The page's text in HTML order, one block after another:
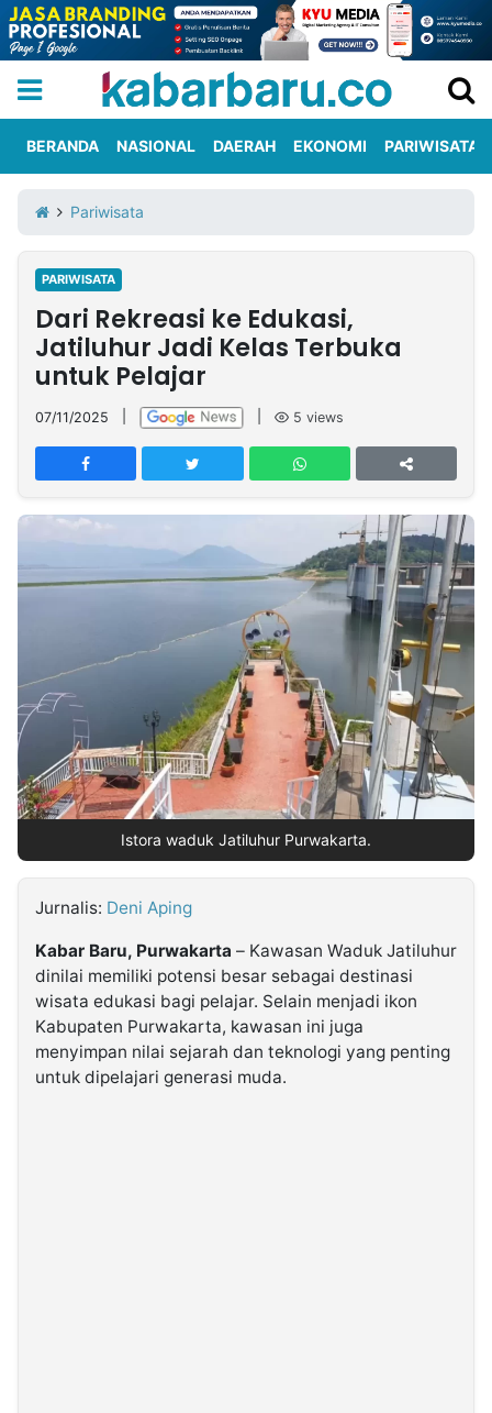
Iklan
Berita
Kami
Nasional
International
Olahraga
Entertainment
Daerah
Pariwisata
Kuliner
Kolom
Network
PT
TREETAN
INDONESIA
Partner
Time
Jogja
Rakyat
News
Notice
Dinamikapost.com
Follow
Kabarbaru
Kabarbaru.co
2026
BERANDA NASIONAL DAERAH EKONOMI PARIWISATA
Pariwisata
PARIWISATA
Dari Rekreasi ke Edukasi,
Jatiluhur Jadi Kelas Terbuka
untuk Pelajar
07/11/2025 5 views
Istora waduk Jatiluhur Purwakarta.
Jurnalis: Deni Aping
Kabar Baru, Purwakarta – Kawasan Waduk Jatiluhur
dinilai memiliki potensi besar sebagai destinasi
wisata edukasi bagi pelajar. Selain menjadi ikon
Kabupaten Purwakarta, kawasan ini juga
menyimpan nilai sejarah dan teknologi yang penting
untuk dipelajari generasi muda.